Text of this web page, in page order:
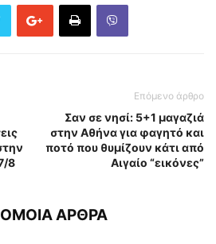
8
Επόμενο άρθρο
Σαν σε νησί: 5+1 μαγαζιά
στην Αθήνα για φαγητό και
ποτό που θυμίζουν κάτι από
Αιγαίο “εικόνες”
ΑΡΘΡΑ